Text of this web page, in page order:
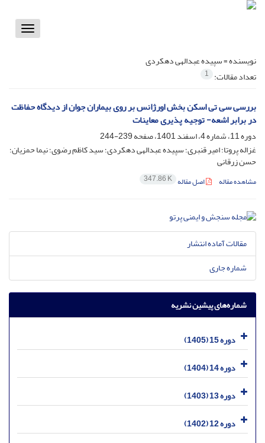
Toggle
نویسنده =سپیده عبدالهی دهکردی
تعداد مقالات: 1
بررسی سی تی اسکن بخش اورژانس بر روی بیماران جوان از دیدگاه حفاظت
در برابر اشعه- توجیه پذیری معاینات
دوره 11، شماره 4، اسفند 1401، صفحه
239-244
غزاله پروتا؛ امیر قنبری؛ سپیده عبدالهی دهکردی؛ سید کاظم رضوی؛ نیما حمزیان؛
حسن زرقانی
مشاهده مقاله اصل مقاله 347.86 K
مقالات آماده انتشار
شماره جاری
شماره‌های پیشین نشریه
دوره 15 (1405)
دوره 14 (1404)
دوره 13 (1403)
دوره 12 (1402)